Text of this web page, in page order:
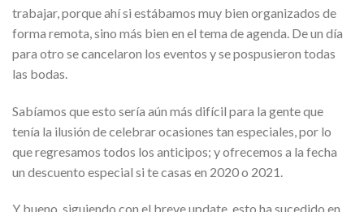
trabajar, porque ahí si estábamos muy bien organizados de
forma remota, sino más bien en el tema de agenda. De un día
para otro se cancelaron los eventos y se pospusieron todas
las bodas.
Sabíamos que esto sería aún más difícil para la gente que
tenía la ilusión de celebrar ocasiones tan especiales, por lo
que regresamos todos los anticipos; y ofrecemos a la fecha
un descuento especial si te casas en 2020 o 2021.
Y bueno, siguiendo con el breve update, esto ha sucedido en